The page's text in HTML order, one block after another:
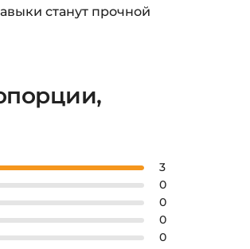
станут прочной
3
0
0
0
0